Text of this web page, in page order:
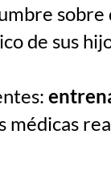
sobre
de sus
médicas